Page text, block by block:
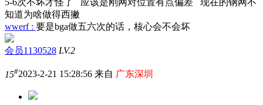
5-6次不坏才怪了 应该是刚网对位置有点偏差 现在的钢网不
知道为啥做得西撇
wwerf : 要是bga做五六次的话，核心会不会坏
会员1130528 LV.2
15#2023-2-21 15:28:56 来自 广东深圳